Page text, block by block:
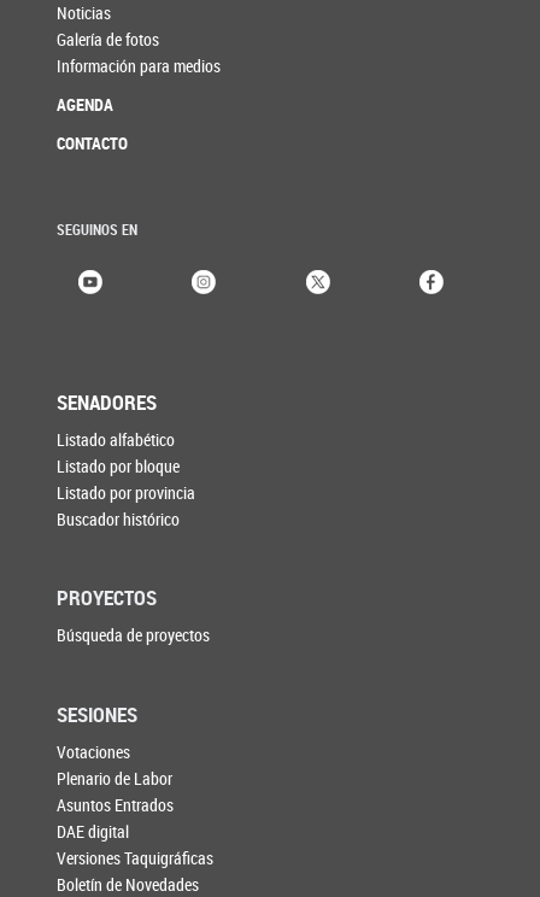
Noticias
Galería de fotos
Información para medios
AGENDA
CONTACTO
SEGUINOS EN
SENADORES
Listado alfabético
Listado por bloque
Listado por provincia
Buscador histórico
PROYECTOS
Búsqueda de proyectos
SESIONES
Votaciones
Plenario de Labor
Asuntos Entrados
DAE digital
Versiones Taquigráficas
Boletín de Novedades